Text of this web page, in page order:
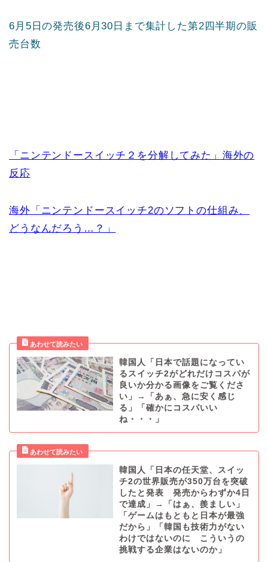
6月5日の発売後6月30日まで集計した第2四半期の販
売台数
「ニンテンドースイッチ２を分解してみた」海外の
反応
海外「ニンテンドースイッチ2のソフトの仕組み、
どうなんだろう…？」
韓国人「日本で話題になってい
るスイッチ2がどれだけコスパが
良いか分かる画像をご覧くださ
い」→「あぁ、急に安く感じ
る」「確かにコスパいい
ね・・・」
韓国人「日本の任天堂、スイッ
チ2の世界販売が350万台を突破
したと発表 発売からわずか4日
で達成」→「はぁ、羨ましい」
「ゲームはもともと日本が最強
だから」「韓国も技術力がない
わけではないのに こういうの
挑戦する企業はないのか」